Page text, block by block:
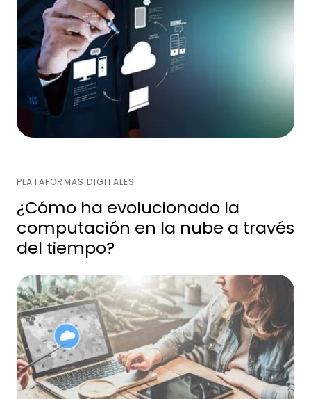
PLATAFORMAS DIGITALES
¿Cómo ha evolucionado la
computación en la nube a través
del tiempo?